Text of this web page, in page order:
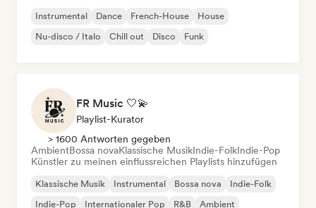
Instrumental Dance French-House
House
Nu-disco / Italo
Chill out Disco Funk
FR Music 🤍💫
Playlist-Kurator
> 1600 Antworten gegeben
AmbientBossa novaKlassische MusikIndie-FolkIndie-Pop
Künstler zu meinen einflussreichen Playlists hinzufügen
Klassische Musik Instrumental Bossa nova
Indie-Folk
Indie-Pop
Internationaler Pop R&B Ambient